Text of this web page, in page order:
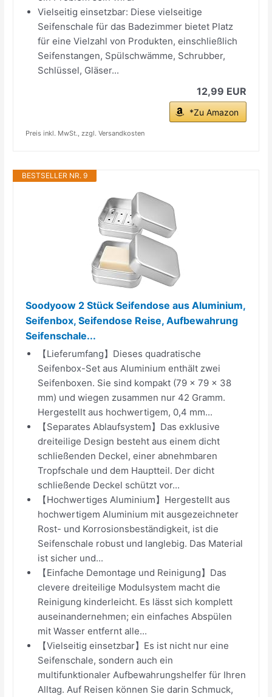
Vielseitig einsetzbar: Diese vielseitige
Seifenschale für das Badezimmer bietet Platz
für eine Vielzahl von Produkten, einschließlich
Seifenstangen, Spülschwämme, Schrubber,
Schlüssel, Gläser...
12,99 EUR
*Zu Amazon
Preis inkl. MwSt., zzgl. Versandkosten
BESTSELLER NR. 9
Soodyoow 2 Stück Seifendose aus Aluminium,
Seifenbox, Seifendose Reise, Aufbewahrung
Seifenschale...
【Lieferumfang】Dieses quadratische
Seifenbox-Set aus Aluminium enthält zwei
Seifenboxen. Sie sind kompakt (79 × 79 × 38
mm) und wiegen zusammen nur 42 Gramm.
Hergestellt aus hochwertigem, 0,4 mm...
【Separates Ablaufsystem】Das exklusive
dreiteilige Design besteht aus einem dicht
schließenden Deckel, einer abnehmbaren
Tropfschale und dem Hauptteil. Der dicht
schließende Deckel schützt vor...
【Hochwertiges Aluminium】Hergestellt aus
hochwertigem Aluminium mit ausgezeichneter
Rost- und Korrosionsbeständigkeit, ist die
Seifenschale robust und langlebig. Das Material
ist sicher und...
【Einfache Demontage und Reinigung】Das
clevere dreiteilige Modulsystem macht die
Reinigung kinderleicht. Es lässt sich komplett
auseinandernehmen; ein einfaches Abspülen
mit Wasser entfernt alle...
【Vielseitig einsetzbar】Es ist nicht nur eine
Seifenschale, sondern auch ein
multifunktionaler Aufbewahrungshelfer für Ihren
Alltag. Auf Reisen können Sie darin Schmuck,